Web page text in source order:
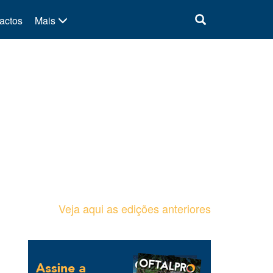
Mais
Veja aqui as edições anteriores